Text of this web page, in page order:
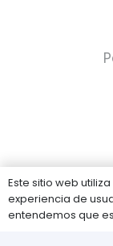
Este sitio web
experiencia de
entendemos que